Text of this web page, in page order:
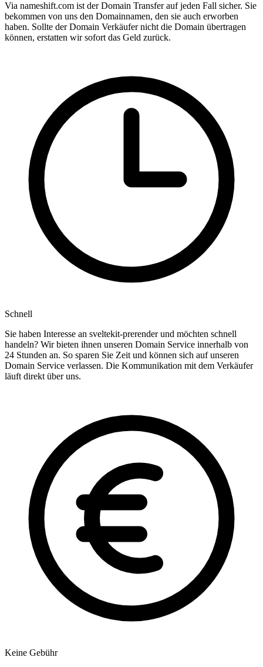
Via nameshift.com ist der Domain Transfer auf jeden Fall sicher. Sie
bekommen von uns den Domainnamen, den sie auch erworben
haben. Sollte der Domain Verkäufer nicht die Domain übertragen
können, erstatten wir sofort das Geld zurück.
Schnell
Sie haben Interesse an sveltekit-prerender und möchten schnell
handeln? Wir bieten ihnen unseren Domain Service innerhalb von
24 Stunden an. So sparen Sie Zeit und können sich auf unseren
Domain Service verlassen. Die Kommunikation mit dem Verkäufer
läuft direkt über uns.
Keine Gebühr